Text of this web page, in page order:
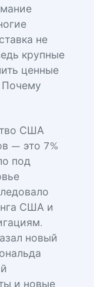
не
крупные
ценные
Почему
США
— это 7%
под
США и
новый
и новые